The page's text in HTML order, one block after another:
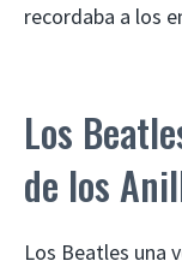
recordaba a los
Los
de los
Los Beatles una